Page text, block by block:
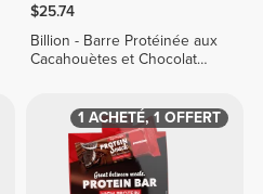
$25.74
Billion - Barre Protéinée aux
Cacahouètes et Chocolat
1 ACHETÉ, 1 OFFERT